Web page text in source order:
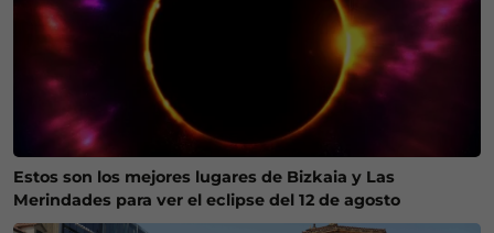
Estos son los mejores lugares de Bizkaia y Las
Merindades para ver el eclipse del 12 de agosto